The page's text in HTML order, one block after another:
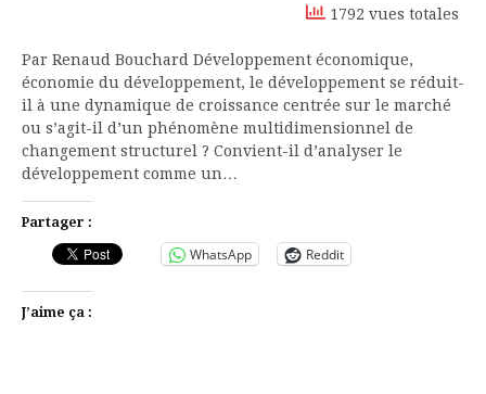
1792 vues totales
Par Renaud Bouchard Développement économique,
économie du développement, le développement se réduit-
il à une dynamique de croissance centrée sur le marché
ou s’agit-il d’un phénomène multidimensionnel de
changement structurel ? Convient-il d’analyser le
développement comme un…
Partager :
WhatsApp Reddit
J’aime ça :